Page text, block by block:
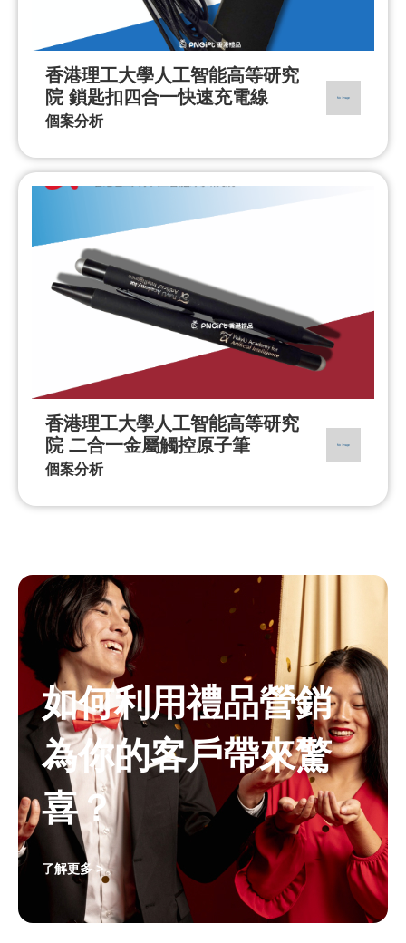
香港理工大學人工智能高等研究
院 鎖匙扣四合一快速充電線
個案分析
香港理工大學人工智能高等研究
院 二合一金屬觸控原子筆
個案分析
如何利用禮品營銷
為你的客戶帶來驚
喜？
了解更多 >